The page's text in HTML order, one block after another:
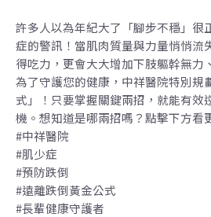
許多人以為年紀大了「腳步不穩」很
症的警訊！當肌肉質量與力量悄悄流
得吃力，更會大大增加下肢軀幹無力
為了守護您的健康，中祥醫院特別規
式」！只要掌握關鍵兩招，就能有效
機。想知道是哪兩招嗎？點擊下方看
#中祥醫院
#肌少症
#預防跌倒
#遠離跌倒黃金公式
#長輩健康守護者